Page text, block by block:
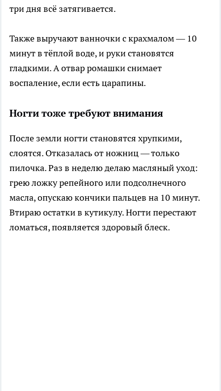
три дня всё затягивается.
Также выручают ванночки с крахмалом — 10
минут в тёплой воде, и руки становятся
гладкими. А отвар ромашки снимает
воспаление, если есть царапины.
Ногти тоже требуют внимания
После земли ногти становятся хрупкими,
слоятся. Отказалась от ножниц — только
пилочка. Раз в неделю делаю масляный уход:
грею ложку репейного или подсолнечного
масла, опускаю кончики пальцев на 10 минут.
Втираю остатки в кутикулу. Ногти перестают
ломаться, появляется здоровый блеск.